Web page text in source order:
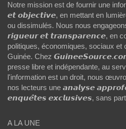
Notre mission est de fournir une
𝙚𝙩 𝙤𝙗𝙟𝙚𝙘𝙩𝙞𝙫𝙚, en mettant en
ou dissimulés. Nous nous
𝙧𝙞𝙜𝙪𝙚𝙪𝙧 𝙚𝙩 𝙩𝙧𝙖𝙣𝙨𝙥𝙖𝙧𝙚𝙣𝙘𝙚, en
politiques, économiques, sociaux et
Guinée. Chez
presse libre et indépendante, au
l'information est un droit, nous
nos lecteurs une 𝙖𝙣𝙖𝙡𝙮𝙨𝙚
𝙚𝙣𝙦𝙪𝙚̂𝙩𝙚𝙨 𝙚𝙭𝙘𝙡𝙪𝙨𝙞𝙫𝙚𝙨, sans
A LA UNE